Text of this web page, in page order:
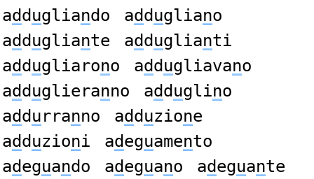
add ugliando add ugliano
add ugliante add uglianti
add ugliarono add ugliavano
add uglieranno add uglino
add urranno add uzione
add uzioni adeguamento
adeguando adeguano adeguante